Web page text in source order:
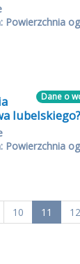
Powierzchnia
Dane o
lubelskiego?
Powierzchnia
10 11 12